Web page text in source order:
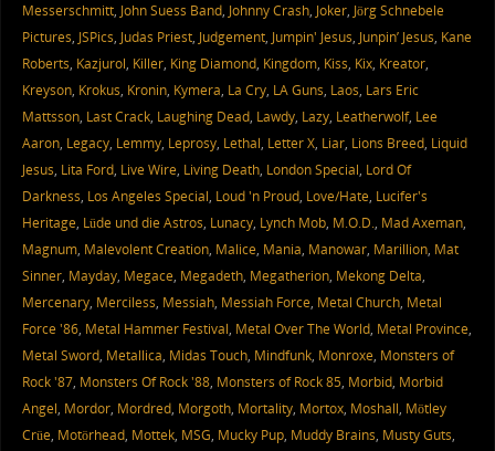
Messerschmitt, John Suess Band, Johnny Crash, Joker, Jörg Schnebele
Pictures, JSPics, Judas Priest, Judgement, Jumpin' Jesus, Junpin’ Jesus, Kane
Roberts, Kazjurol, Killer, King Diamond, Kingdom, Kiss, Kix, Kreator,
Kreyson, Krokus, Kronin, Kymera, La Cry, LA Guns, Laos, Lars Eric
Mattsson, Last Crack, Laughing Dead, Lawdy, Lazy, Leatherwolf, Lee
Aaron, Legacy, Lemmy, Leprosy, Lethal, Letter X, Liar, Lions Breed, Liquid
Jesus, Lita Ford, Live Wire, Living Death, London Special, Lord Of
Darkness, Los Angeles Special, Loud 'n Proud, Love/Hate, Lucifer's
Heritage, Lüde und die Astros, Lunacy, Lynch Mob, M.O.D., Mad Axeman,
Magnum, Malevolent Creation, Malice, Mania, Manowar, Marillion, Mat
Sinner, Mayday, Megace, Megadeth, Megatherion, Mekong Delta,
Mercenary, Merciless, Messiah, Messiah Force, Metal Church, Metal
Force '86, Metal Hammer Festival, Metal Over The World, Metal Province,
Metal Sword, Metallica, Midas Touch, Mindfunk, Monroxe, Monsters of
Rock '87, Monsters Of Rock '88, Monsters of Rock 85, Morbid, Morbid
Angel, Mordor, Mordred, Morgoth, Mortality, Mortox, Moshall, Mötley
Crüe, Motörhead, Mottek, MSG, Mucky Pup, Muddy Brains, Musty Guts,